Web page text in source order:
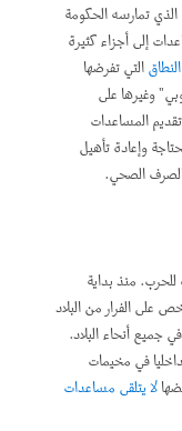
الذي تمارسه الحكومة
إلى أجزاء كثيرة
التي تفرضها
وغيرها على
المساعدات
وإعادة تأهيل
الصحي.
للحرب. منذ بداية
2011، أُجبِر 12.3 مليون شخص على الفرار من البلاد
حاليا في جميع أنحاء البلاد.
في مخيمات
لا يتلقى مساعدات